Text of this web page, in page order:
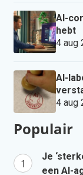
AI-
hebt
4 aug
AI-
4 aug
Populair
Je
een AI-